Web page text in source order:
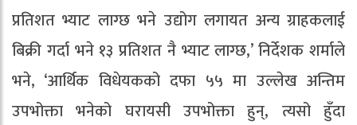
प्रतिशत भ्याट लाग्छ भने उद्योग लगायत अन्य ग्राहकलाई
बिक्री गर्दा भने १३ प्रतिशत नै भ्याट लाग्छ,’ निर्देशक शर्माले
भने, ‘आर्थिक विधेयकको दफा ५५ मा उल्लेख अन्तिम
उपभोक्ता भनेको घरायसी उपभोक्ता हुन्, त्यसो हुँदा